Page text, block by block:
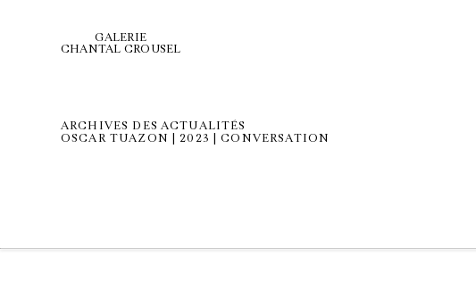
GALERIE
CHANTAL CROUSEL
ARCHIVES DES ACTUALITÉS
OSCAR TUAZON | 2023 | CONVERSATION